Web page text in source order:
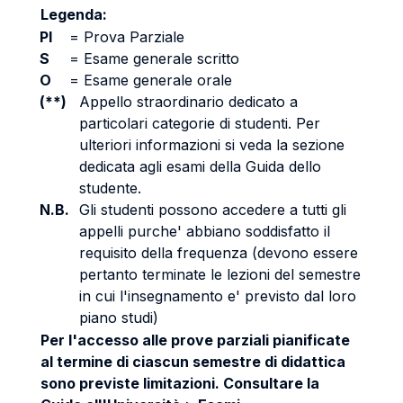
Legenda:
PI
= Prova Parziale
S
= Esame generale scritto
O
= Esame generale orale
(**)
Appello straordinario dedicato a
particolari categorie di studenti. Per
ulteriori informazioni si veda la sezione
dedicata agli esami della Guida dello
studente.
N.B. Gli studenti possono accedere a tutti gli
appelli purche' abbiano soddisfatto il
requisito della frequenza (devono essere
pertanto terminate le lezioni del semestre
in cui l'insegnamento e' previsto dal loro
piano studi)
Per l'accesso alle prove parziali pianificate
al termine di ciascun semestre di didattica
sono previste limitazioni. Consultare la